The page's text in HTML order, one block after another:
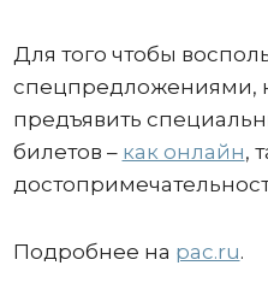
Для того чтобы
спецпредложениями,
предъявить
билетов – как онлайн,
Подробнее на pac.ru.